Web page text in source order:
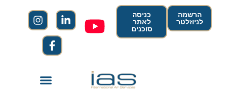
הרשמה
לניוזלטר
כניסה
לאתר
סוכנים